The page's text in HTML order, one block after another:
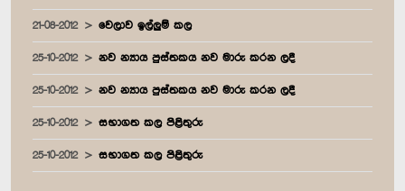
21-08-2012 වෙලාව ඉල්ලුම් කල
25-10-2012 නව න්‍යාය පුස්තකය නව මාරු කරන ලදී
25-10-2012 නව න්‍යාය පුස්තකය නව මාරු කරන ලදී
25-10-2012 සභාගත කල පිළිතුරු
25-10-2012 සභාගත කල පිළිතුරු